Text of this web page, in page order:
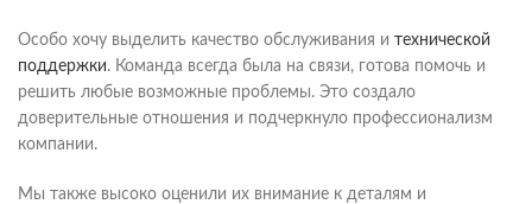
Особо хочу выделить качество обслуживания и технической
поддержки. Команда всегда была на связи, готова помочь и
решить любые возможные проблемы. Это создало
доверительные отношения и подчеркнуло профессионализм
компании.
Мы также высоко оценили их внимание к деталям и